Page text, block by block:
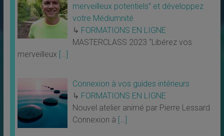
merveilleux potentiels” et développez
votre Médiumnité
↳ FORMATIONS EN LIGNE
MASTERCLASS 2023 “Libérez vos
merveilleux […]
Connexion à vos guides intérieurs
↳ FORMATIONS EN LIGNE
Nouvel atelier animé par Pierre Lessard
Connexion à […]